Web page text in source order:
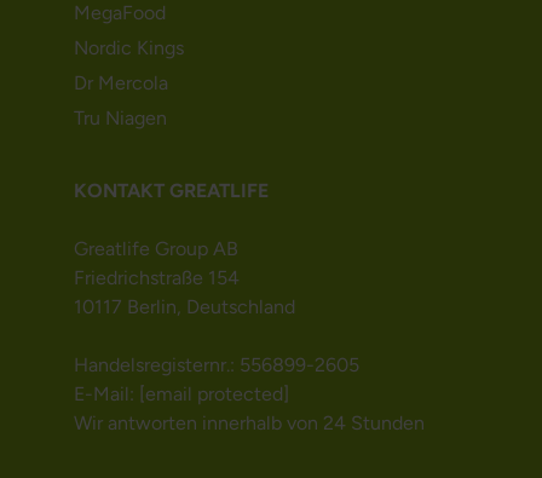
MegaFood
Nordic Kings
Dr Mercola
Tru Niagen
KONTAKT GREATLIFE
Greatlife Group AB
Friedrichstraße 154
10117 Berlin, Deutschland
Handelsregisternr.: 556899-2605
E-Mail: [email protected]
Wir antworten innerhalb von 24 Stunden